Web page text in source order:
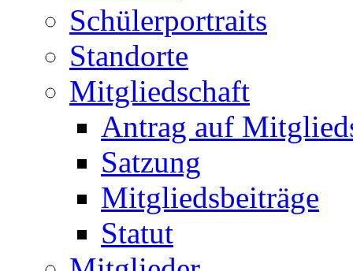
Schülerportraits
Standorte
Mitgliedschaft
Antrag auf
Satzung
Mitgliedsbeiträge
Statut